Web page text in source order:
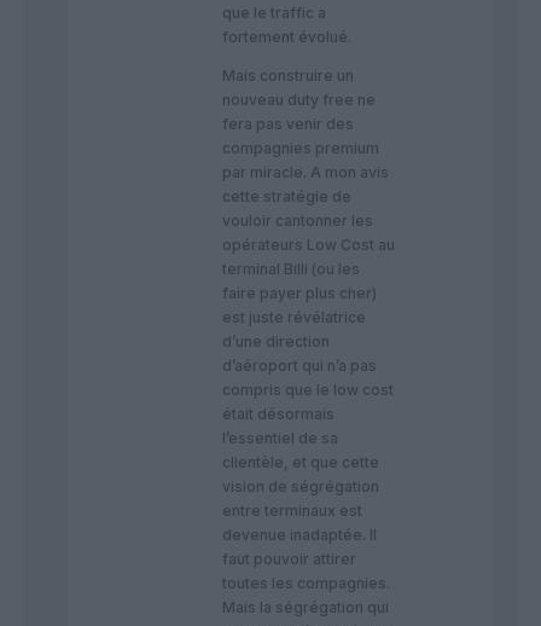
que le traffic a
fortement évolué.
Mais construire un
nouveau duty free ne
fera pas venir des
compagnies premium
par miracle. A mon avis
cette stratégie de
vouloir cantonner les
opérateurs Low Cost au
terminal Billi (ou les
faire payer plus cher)
est juste révélatrice
d’une direction
d’aéroport qui n’a pas
compris que le low cost
était désormais
l’essentiel de sa
clientèle, et que cette
vision de ségrégation
entre terminaux est
devenue inadaptée. Il
faut pouvoir attirer
toutes les compagnies.
Mais la ségrégation qui